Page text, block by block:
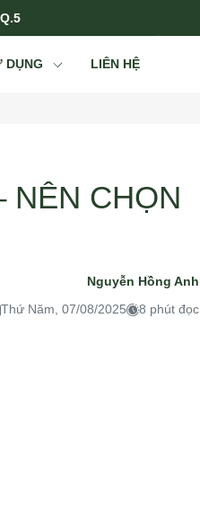
DỤNG LIÊN HỆ
NÊN CHỌN
Nguyễn Hồng Anh
Thứ Năm, 07/08/2025
8 phút đọc